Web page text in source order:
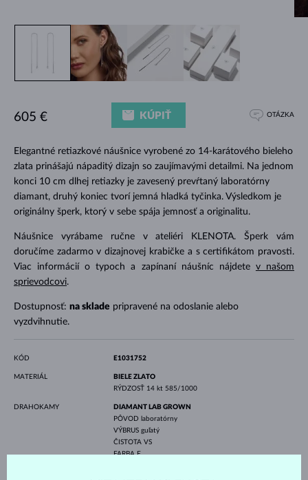
Elegantné retiazkové náušnice vyrobené zo 14-karátového bieleho
zlata prinášajú nápaditý dizajn so zaujímavými detailmi. Na jednom
konci 10 cm dlhej retiazky je zavesený prevŕtaný laboratórny
diamant, druhý koniec tvorí jemná hladká tyčinka. Výsledkom je
originálny šperk, ktorý v sebe spája jemnosť a originalitu.
Náušnice vyrábame ručne v ateliéri KLENOTA. Šperk vám
doručíme zadarmo v dizajnovej krabičke a s certifikátom pravosti.
Viac informácií o typoch a zapínaní náušníc nájdete v našom
sprievodcovi.
Dostupnosť: na sklade pripravené na odoslanie alebo
vyzdvihnutie.
605 € KÚPIŤ OTÁZKA
KÓD E1031752
MATERIÁL
BIELE ZLATO
RÝDZOSŤ 14 kt 585/1000
DRAHOKAMY
DIAMANT LAB GROWN
PÔVOD laboratórny
VÝBRUS guľatý
ČISTOTA VS
FARBAF